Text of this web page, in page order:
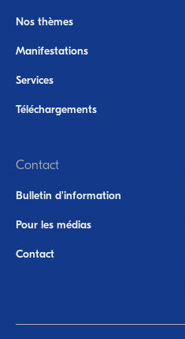
Nos thèmes
Manifestations
Services
Téléchargements
Contact
Bulletin d'information
Pour les médias
Contact